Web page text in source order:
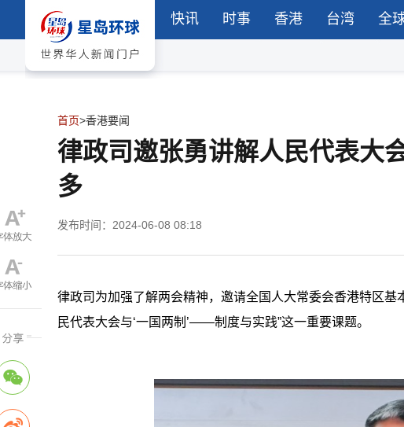
快讯 时事 香港 台湾 全
首页>香港要闻
律政司邀张勇讲解人民代表大
多
发布时间：2024-06-08 08:18
律政司为加强了解两会精神，邀请全国人大常委会香港特区
民代表大会与‘一国两制’——制度与实践”这一重要课题。